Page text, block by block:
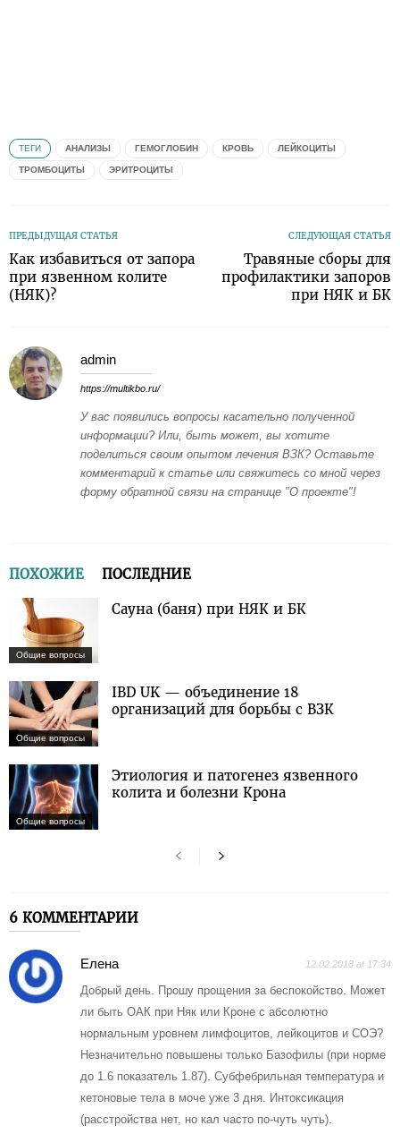
ТЕГИ АНАЛИЗЫ ГЕМОГЛОБИН КРОВЬ ЛЕЙКОЦИТЫ
ТРОМБОЦИТЫ ЭРИТРОЦИТЫ
ПРЕДЫДУЩАЯ СТАТЬЯ
Как избавиться от запора
при язвенном колите
(НЯК)?
СЛЕДУЮЩАЯ СТАТЬЯ
Травяные сборы для
профилактики запоров
при НЯК и БК
admin
https://multikbo.ru/
У вас появились вопросы касательно полученной
информации? Или, быть может, вы хотите
поделиться своим опытом лечения ВЗК? Оставьте
комментарий к статье или свяжитесь со мной через
форму обратной связи на странице "О проекте"!
ПОХОЖИЕ ПОСЛЕДНИЕ
Общие вопросы
Сауна (баня) при НЯК и БК
Общие вопросы
IBD UK — объединение 18
организаций для борьбы с ВЗК
Общие вопросы
Этиология и патогенез язвенного
колита и болезни Крона
6 КОММЕНТАРИИ
Елена 12.02.2018 at 17:34
Добрый день. Прошу прощения за беспокойство. Может
ли быть ОАК при Няк или Кроне с абсолютно
нормальным уровнем лимфоцитов, лейкоцитов и СОЭ?
Незначительно повышены только Базофилы (при норме
до 1.6 показатель 1.87). Субфебрильная температура и
кетоновые тела в моче уже 3 дня. Интоксикация
(расстройства нет, но кал часто по-чуть чуть).